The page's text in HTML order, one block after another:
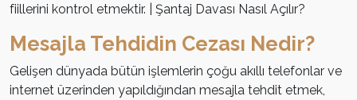
fiillerini kontrol etmektir. | Şantaj Davası Nasıl Açılır?
Mesajla Tehdidin Cezası Nedir?
Gelişen dünyada bütün işlemlerin çoğu akıllı telefonlar ve
internet üzerinden yapıldığından mesajla tehdit etmek,